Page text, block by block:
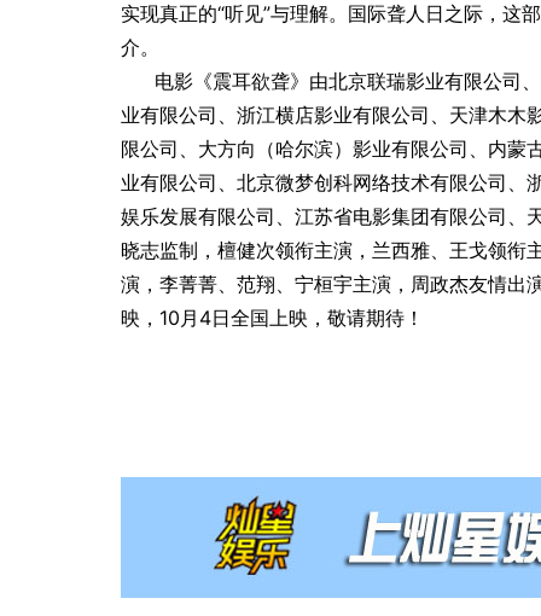
实现真正的“听见”与理解。国际聋人日之际，这
介。
电影《震耳欲聋》由北京联瑞影业有限公司
业有限公司、浙江横店影业有限公司、天津木木
限公司、大方向（哈尔滨）影业有限公司、内蒙
业有限公司、北京微梦创科网络技术有限公司、
娱乐发展有限公司、江苏省电影集团有限公司、
晓志监制，檀健次领衔主演，兰西雅、王戈领衔
演，李菁菁、范翔、宁桓宇主演，周政杰友情
映，10月4日全国上映，敬请期待！